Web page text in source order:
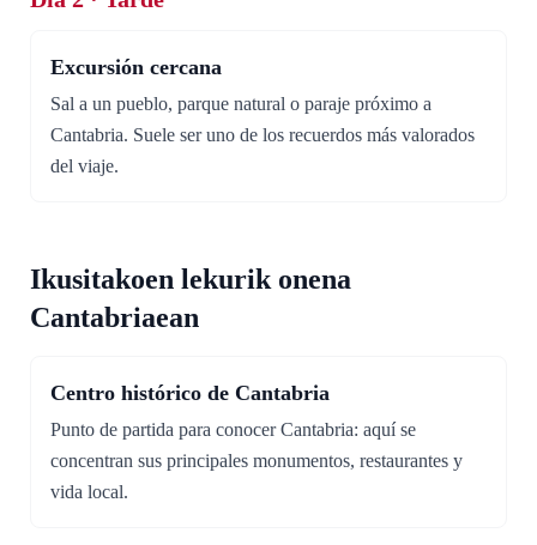
Excursión cercana
Sal a un pueblo, parque natural o paraje próximo a
Cantabria. Suele ser uno de los recuerdos más valorados
del viaje.
Ikusitakoen lekurik onena
Cantabriaean
Centro histórico de Cantabria
Punto de partida para conocer Cantabria: aquí se
concentran sus principales monumentos, restaurantes y
vida local.